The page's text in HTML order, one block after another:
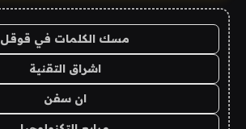
مسك الكلمات في قوقل
اشراق التقنية
ان سفن